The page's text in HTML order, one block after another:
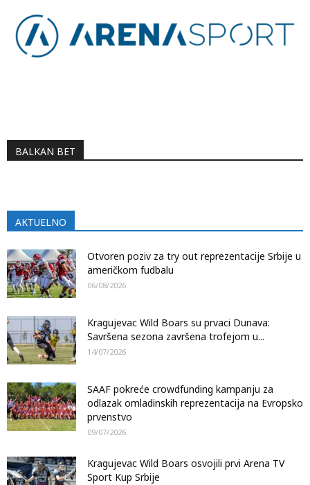
BALKAN BET
AKTUELNO
Otvoren poziv za try out reprezentacije Srbije u
američkom fudbalu
06/08/2026
Kragujevac Wild Boars su prvaci Dunava:
Savršena sezona završena trofejom u...
14/07/2026
SAAF pokreće crowdfunding kampanju za
odlazak omladinskih reprezentacija na Evropsko
prvenstvo
09/07/2026
Kragujevac Wild Boars osvojili prvi Arena TV
Sport Kup Srbije